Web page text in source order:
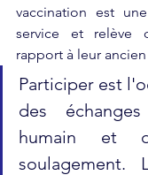
vaccination est
service et relève
rapport à leur
Participer est
des
humain et
soulagement.